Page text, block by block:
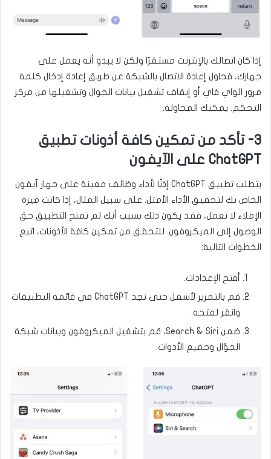
إذا كان اتصالك بالإنترنت مستقرًا ولكن لا يبدو أنه يعمل على
جهازك، فحاول إعادة الاتصال بالشبكة عن طريق إعادة إدخال كلمة
مرور الواي فاي أو إيقاف تشغيل بيانات الجوال وتشغيلها من مركز
التحكم. يمكنك المحاولة.
3- تأكد من تمكين كافة أذونات تطبيق
ChatGPT على الآيفون
يتطلب تطبيق ChatGPT إذنًا لأداء وظائف معينة على جهاز آيفون
الخاص بك لتحقيق الأداء الأمثل. على سبيل المثال، إذا كانت ميزة
الإملاء لا تعمل، فقد يكون ذلك بسبب أنك لم تمنح التطبيق حق
الوصول إلى الميكروفون. للتحقق من تمكين كافة الأذونات، اتبع
الخطوات التالية:
أفتح الإعدادات.
قم بالتمرير لأسفل حتى تجد ChatGPT في قائمة التطبيقات
وانقر لفتحه.
ضمن Search & Siri، قم بتشغيل الميكروفون وبيانات شبكة
الجوّال وجميع الأدوات.